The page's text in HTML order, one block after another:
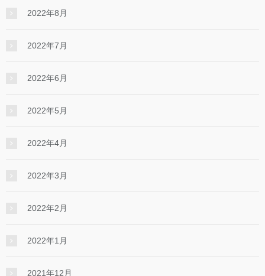
2022年8月
2022年7月
2022年6月
2022年5月
2022年4月
2022年3月
2022年2月
2022年1月
2021年12月